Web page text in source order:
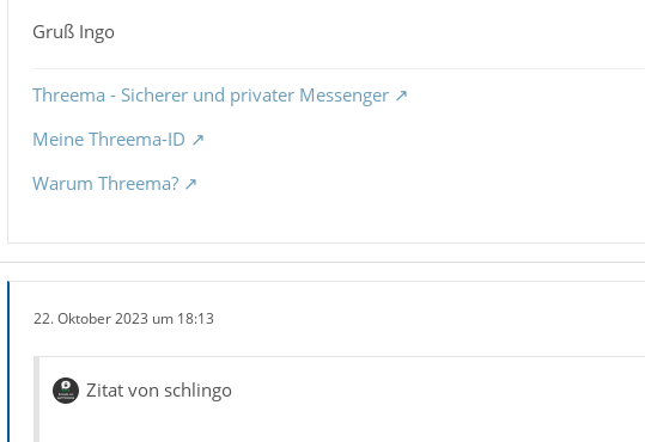
Gruß Ingo
Threema - Sicherer und privater Messenger
Meine Threema-ID
Warum Threema?
22. Oktober 2023 um 18:13
Zitat von schlingo